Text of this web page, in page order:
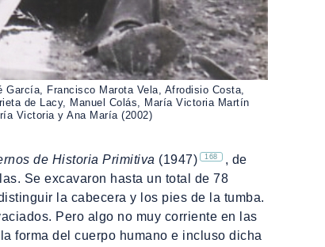
Francisco Marota Vela, Afrodisio Costa,
de Lacy, Manuel Colás, María Victoria Martín
Victoria y Ana María (2002)
de Historia Primitiva (1947) 168
, de
Se excavaron hasta un total de 78
la cabecera y los pies de la tumba.
Pero algo no muy corriente en las
forma del cuerpo humano e incluso dicha